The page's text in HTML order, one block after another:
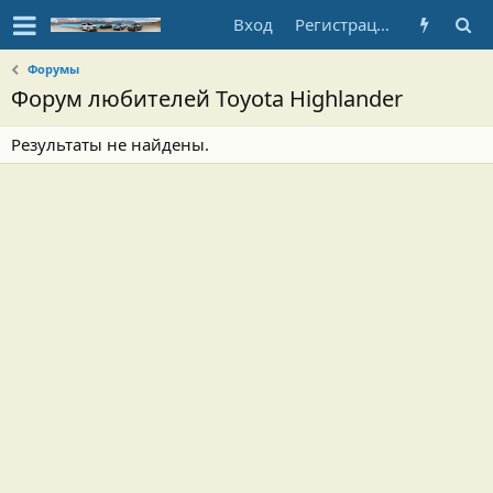
Вход Регистрация
Форумы
Форум любителей Toyota Highlander
Результаты не найдены.